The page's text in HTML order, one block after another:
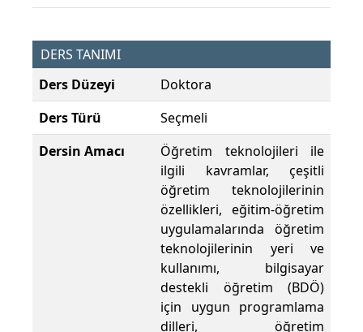
DERS TANIMI
Ders Düzeyi
Doktora
Ders Türü
Seçmeli
Dersin Amacı
Öğretim teknolojileri ile
ilgili kavramlar, çeşitli
öğretim teknolojilerinin
özellikleri, eğitim-öğretim
uygulamalarında öğretim
teknolojilerinin yeri ve
kullanımı, bilgisayar
destekli öğretim (BDÖ)
için uygun programlama
dilleri, öğretim